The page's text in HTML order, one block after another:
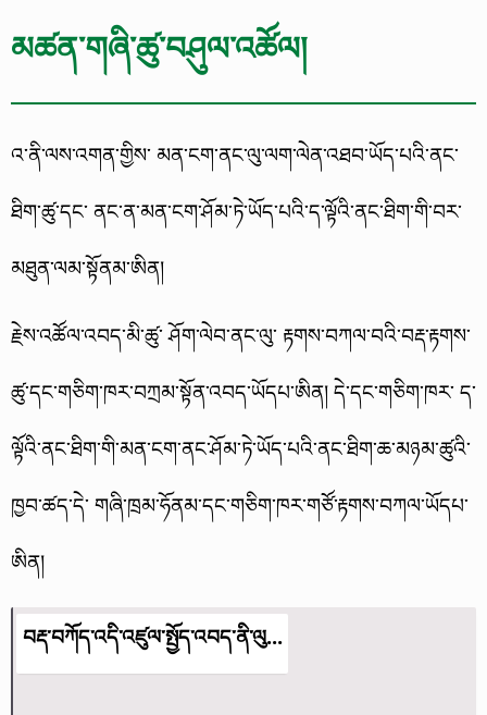
མཚན་གཞི་ཚུ་བཤུལ་འཚོལ།
འ་ནི་ལས་འགན་གྱིས་ མན་ངག་ནང་ལུ་ལག་ལེན་འཐབ་ཡོད་པའི་ནང་
ཐིག་ཚུ་དང་ ནང་ན་མན་ངག་ཤོམ་ཏེ་ཡོད་པའི་ད་ལྟོའི་ནང་ཐིག་གི་བར་
མཐུན་ལམ་སྟོནམ་ཨིན།
རྗེས་འཚོལ་འབད་མི་ཚུ་ ཤོག་ལེབ་ནང་ལུ་ རྟགས་བཀལ་བའི་བརྡ་རྟགས་
ཚུ་དང་གཅིག་ཁར་བཀྲམ་སྟོན་འབད་ཡོདཔ་ཨིན། དེ་དང་གཅིག་ཁར་ ད་
ལྟོའི་ནང་ཐིག་གི་མན་ངག་ནང་ཤོམ་ཏེ་ཡོད་པའི་ནང་ཐིག་ཆ་མཉམ་ཚུའི་
ཁྱབ་ཚད་དེ་ གཞི་ཁྲམ་ཧོནམ་དང་གཅིག་ཁར་གཙོ་རྟགས་བཀལ་ཡོདཔ་
ཨིན།
བརྡ་བཀོད་འདི་འཛུལ་སྤྱོད་འབད་ནི་ལུ...